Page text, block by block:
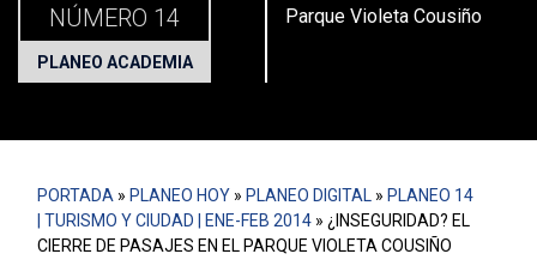
NÚMERO 14
PLANEO ACADEMIA
Parque Violeta Cousiño
PORTADA » PLANEO HOY » PLANEO DIGITAL » PLANEO 14
| TURISMO Y CIUDAD | ENE-FEB 2014 » ¿INSEGURIDAD? EL
CIERRE DE PASAJES EN EL PARQUE VIOLETA COUSIÑO